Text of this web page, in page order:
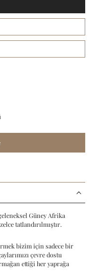
Güney Afrika
tatlandırılmıştır.
bizim için sadece bir
çevre dostu
ettiği her yaprağa